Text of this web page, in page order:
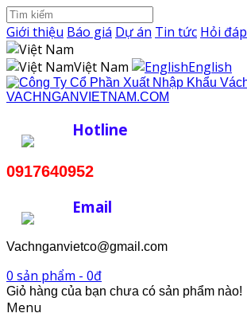
Giới thiệu Báo giá Dự án Tin tức Hỏi đáp
Việt Nam
English
Hotline
0917640952
Email
Vachnganvietco@gmail.com
0 sản phẩm - 0đ
Giỏ hàng của bạn chưa có sản phẩm nào!
Menu